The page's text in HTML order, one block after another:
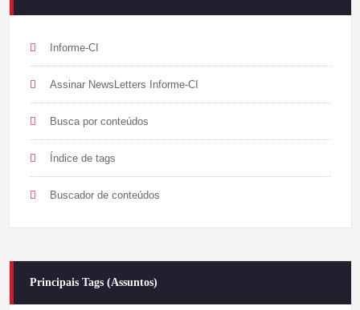
Informe-CI
Assinar NewsLetters Informe-CI
Busca por conteúdos
Índice de tags
Buscador de conteúdos
Principais Tags (Assuntos)